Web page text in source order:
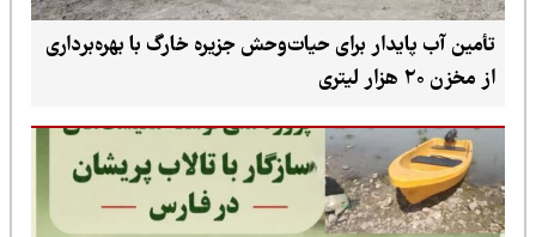
تأمین آب پایدار برای حیات‌وحش جزیره خارگ با بهره‌برداری
از مخزن ۲۰ هزار لیتری